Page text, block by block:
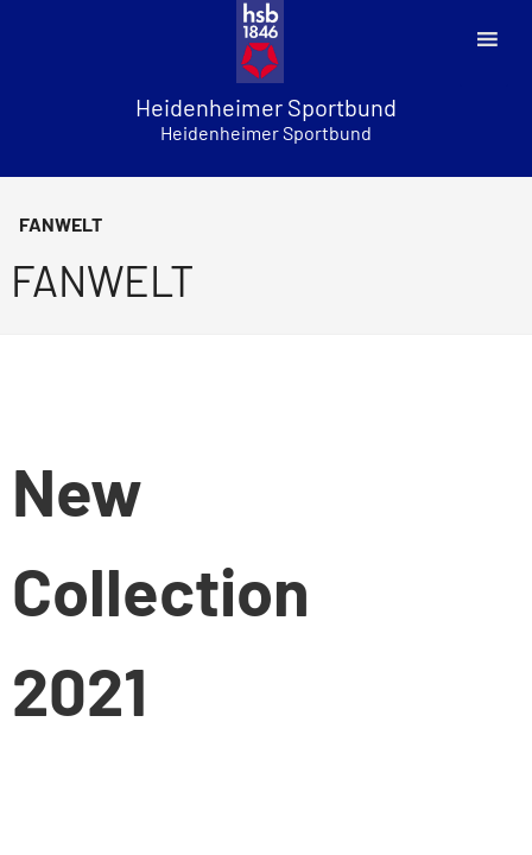
Heidenheimer Sportbund
Heidenheimer Sportbund
FANWELT
FANWELT
New
Collection
2021